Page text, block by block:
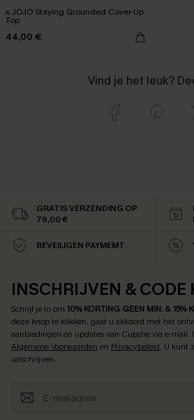
x JOJO Staying Grounded Cover-Up
Top
44,00 €
Vind je het leuk?
GRATIS VERZENDING OP
79,00 €
BEVEILIGEN PAYMEMT
INSCHRIJVEN & CODE
Schrijf je in om 10% KORTING GEEN MIN. & 15%
deze knop te klikken, gaat u akkoord met het
aanbiedingen en updates van Cupshe via e-mail.
Algemene Voorwaarden en Privacybeleid. U kunt
uitschrijven.